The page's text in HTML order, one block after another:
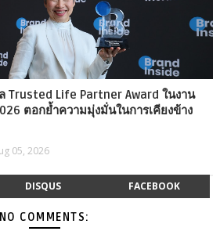
Trusted Life Partner Award ในงาน
ตอกย้ำความมุ่งมั่นในการเคียงข้าง
05, 2026
DISQUS FACEBOOK
NO COMMENTS: